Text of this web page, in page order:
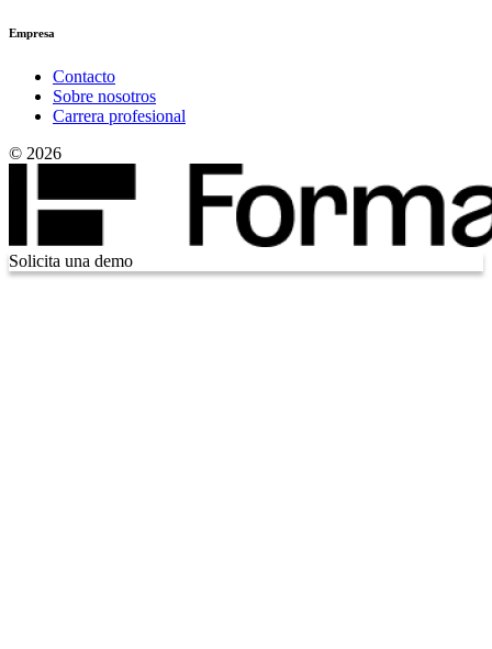
Empresa
Contacto
Sobre nosotros
Carrera profesional
© 2026
Solicita una demo